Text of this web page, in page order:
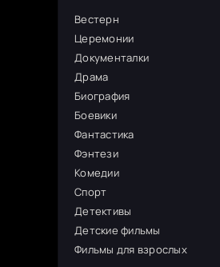
Вестерн
Церемонии
Документалки
Драма
Биография
Боевики
Фантастика
Фэнтези
Комедии
Спорт
Детективы
Детские фильмы
Фильмы для взрослых